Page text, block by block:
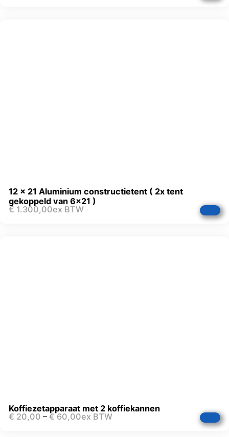
12 x 21 Aluminium constructietent ( 2x tent
gekoppeld van 6×21 )
€ 1.300,00ex BTW
Koffiezetapparaat met 2 koffiekannen
€ 20,00 – €60,00ex BTW